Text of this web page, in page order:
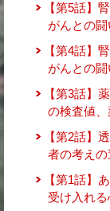
【第5話】
がんとの
【第4話】
がんとの
【第3話】
の検査値
【第2話】
者の考えの
【第1話】
受け入れる